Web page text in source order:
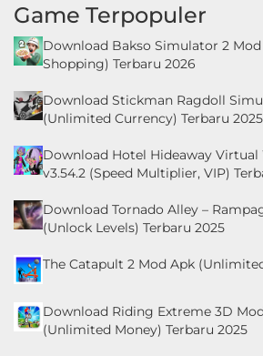
Game Terpopuler
Download Bakso Simulator 2 Mod
Shopping) Terbaru 2026
Download Stickman Ragdoll
(Unlimited Currency) Terbaru 2025
Download Hotel Hideaway
v3.54.2 (Speed Multiplier, VIP)
Download Tornado Alley –
(Unlock Levels) Terbaru 2025
The Catapult 2 Mod Apk
Download Riding Extreme 3D
(Unlimited Money) Terbaru 2025